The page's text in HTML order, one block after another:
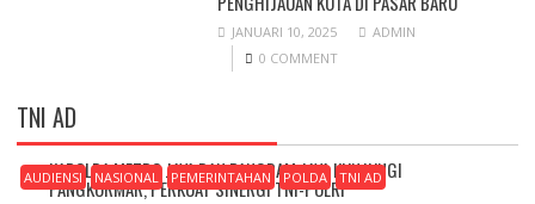
JANUARI 10, 2025
ADMIN
0 COMMENT
TNI AD
AUDIENSI NASIONAL PEMERINTAHAN POLDA TNI AD
KAPOLDA METRO JAYA DAN PANGDAM JAYA KUNJUNGI
PANGKORMAR, PERKUAT SINERGI TNI-POLRI